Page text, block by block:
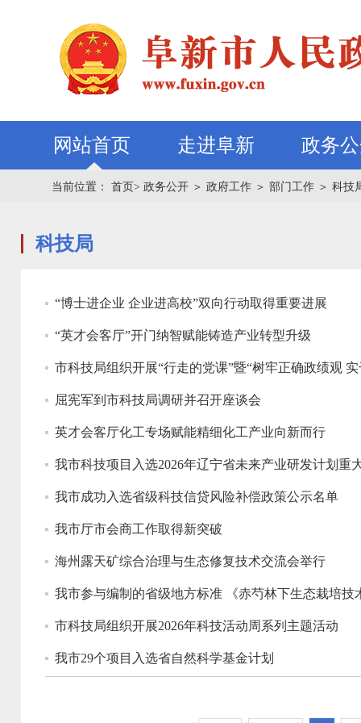
网站首页 走进阜新 政务
当前位置： 首页> 政务公开 ＞ 政府工作 ＞ 部门工作 ＞ 科技
科技局
“博士进企业 企业进高校”双向行动取得重要进展
“英才会客厅”开门纳智赋能铸造产业转型升级
市科技局组织开展“行走的党课”暨“树牢正确政绩观
屈宪军到市科技局调研并召开座谈会
英才会客厅化工专场赋能精细化工产业向新而行
我市科技项目入选2026年辽宁省未来产业研发计划重
我市成功入选省级科技信贷风险补偿政策公示名单
我市厅市会商工作取得新突破
海州露天矿综合治理与生态修复技术交流会举行
我市参与编制的省级地方标准 《赤芍林下生态栽培技
市科技局组织开展2026年科技活动周系列主题活动
我市29个项目入选省自然科学基金计划